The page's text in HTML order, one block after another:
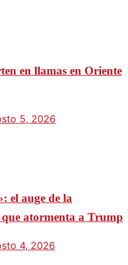
en llamas en Oriente
5, 2026
el auge de la
atormenta a Trump
4, 2026